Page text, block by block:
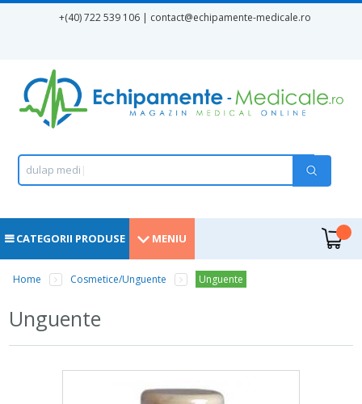
+(40) 722 539 106 | contact@echipamente-medicale.ro
Formular de căutare
Căutare
.dulap medi c
MENIU
CATEGORII PRODUSE
Eşti aici
Home Cosmetice/Unguente Unguente
Unguente